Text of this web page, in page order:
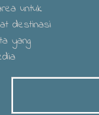
untuk
destinasi
yang